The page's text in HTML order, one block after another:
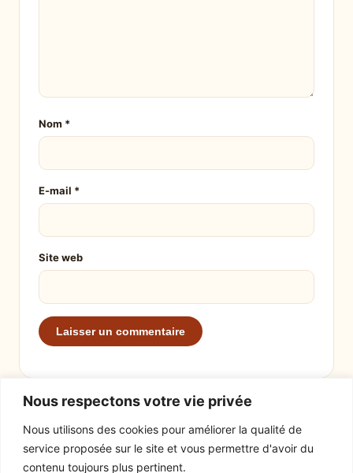
Nous respectons votre vie privée
Nous utilisons des cookies pour améliorer la qualité de
service proposée sur le site et vous permettre d'avoir du
contenu toujours plus pertinent.
Nom *
E-mail *
Site web